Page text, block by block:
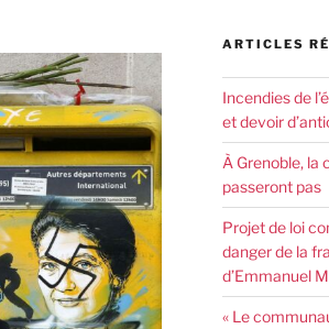
ARTICLES
Incendies de
et devoir
À Grenoble, la
passeront pas
Projet de loi
danger de la
d’Emmanuel
« Le